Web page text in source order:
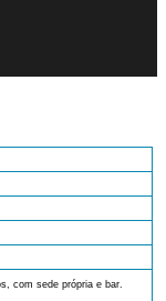
com sede própria e bar.